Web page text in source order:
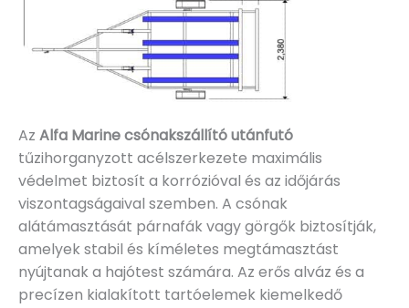
Az Alfa Marine csónakszállító utánfutó
tűzihorganyzott acélszerkezete maximális
védelmet biztosít a korrózióval és az időjárás
viszontagságaival szemben. A csónak
alátámasztását párnafák vagy görgők biztosítják,
amelyek stabil és kíméletes megtámasztást
nyújtanak a hajótest számára. Az erős alváz és a
precízen kialakított tartóelemek kiemelkedő